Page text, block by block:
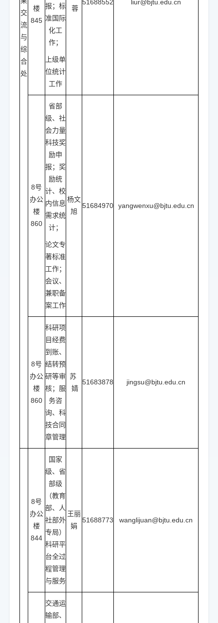
交
流
与
综
合
处
楼
845
报；标
准国际
化工
作；
上级单
位统计
工作
蓉
51688552 liur@bjtu.edu.cn
8号
办公
楼
860
省部
级、社
会力量
科技奖
励申
报；奖
励统
计、校
内信息
需求统
计；
论文专
著标准
工作；
会议、
兼职备
案工作
杨文
旭
51684970 yangwenxu@bjtu.edu.cn
8号
办公
楼
860
科研项
目经费
到账、
结转预
研等审
核；服
务咨
询、科
技合同
章管理
苏
婧
51683878 jingsu@bjtu.edu.cn
8号
办公
楼
844
国家
级、省
部级
（教育
部、人
社部外
专局）
科研平
台全过
程管理
与服务
王丽
娟
51688773 wanglijuan@bjtu.edu.cn
交通运
输部、